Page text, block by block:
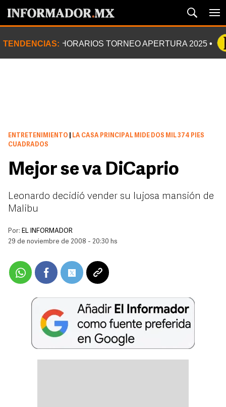
TENDENCIAS: HORARIOS TORNEO APERTURA 2025
ENTRETENIMIENTO
LA CASA PRINCIPAL MIDE DOS MIL 374 PIES
CUADRADOS
Mejor se va DiCaprio
Leonardo decidió vender su lujosa mansión de
Malibu
Por: EL INFORMADOR
29 de noviembre de 2008 - 20:30 hs